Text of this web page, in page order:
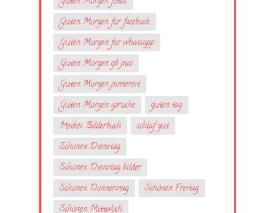
Guten Morgen für facebook
Guten Morgen für whatsapp
Guten Morgen gb pics
Guten Morgen pinterest
Guten Morgen sprüche
guten tag
Heikes Bilderbuch
schlaf gut
Schönen Dienstag
Schönen Dienstag bilder
Schönen Donnerstag
Schönen Freitag
Schönen Mittwoch